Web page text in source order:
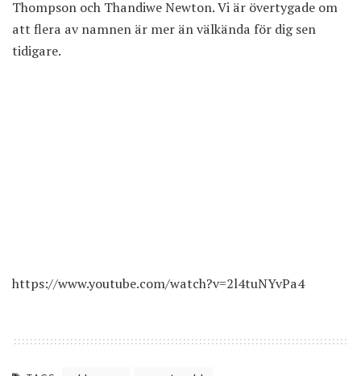
Thompson och Thandiwe Newton. Vi är övertygade om
att flera av namnen är mer än välkända för dig sen
tidigare.
https://www.youtube.com/watch?v=2l4tuNYvPa4